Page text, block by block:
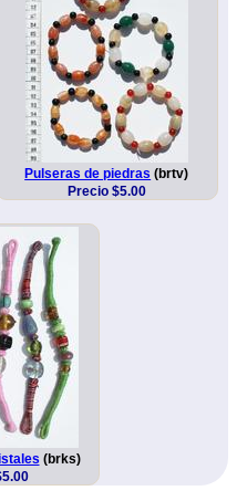
Pulseras de piedras (brtv)
Precio $5.00
(brks)